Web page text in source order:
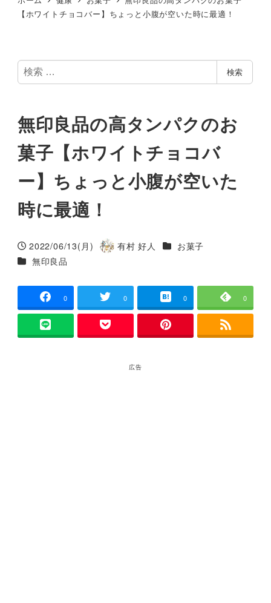
【ホワイトチョコバー】ちょっと小腹が空いた時に最適！
検
索
検索
無印良品の高タンパクのお
菓子【ホワイトチョコバ
ー】ちょっと小腹が空いた
時に最適！
投稿日
2022/06/13(月)
著
有村 好人 カテゴリー
お菓子
カテゴリー
無印良品
0 0 0 0
広告